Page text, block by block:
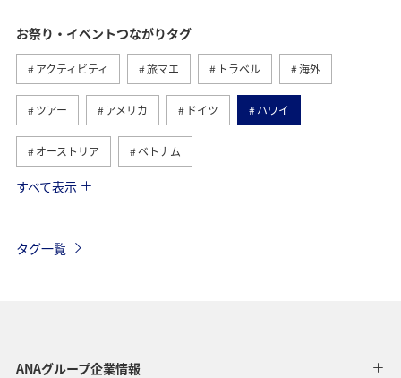
お祭り・イベントつながりタグ
アクティビティ 旅マエ トラベル 海外
ツアー アメリカ ドイツ ハワイ
オーストリア ベトナム
フランス
すべて表示
タグ一覧
ANAグループ企業情報